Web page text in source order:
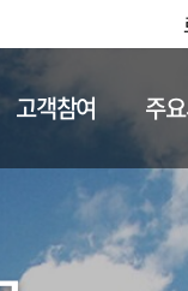
채용정보
고객참여 주